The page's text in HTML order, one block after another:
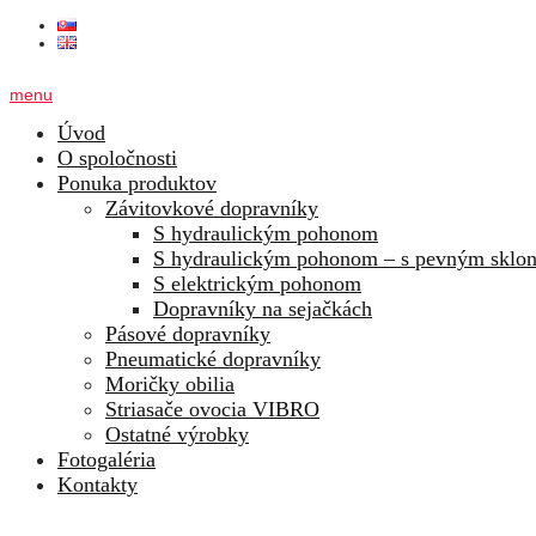
menu
Úvod
O spoločnosti
Ponuka produktov
Závitovkové dopravníky
S hydraulickým pohonom
S hydraulickým pohonom – s pevným
S elektrickým pohonom
Dopravníky na sejačkách
Pásové dopravníky
Pneumatické dopravníky
Moričky obilia
Striasače ovocia VIBRO
Ostatné výrobky
Fotogaléria
Kontakty